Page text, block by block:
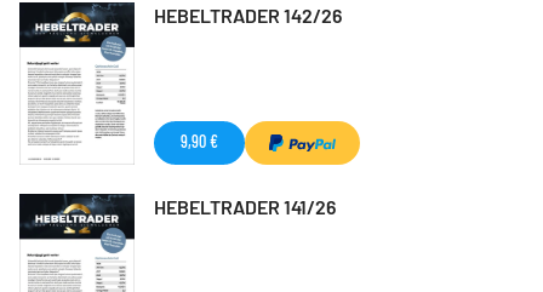
HEBELTRADER 142/26
9,90 €
HEBELTRADER 141/26